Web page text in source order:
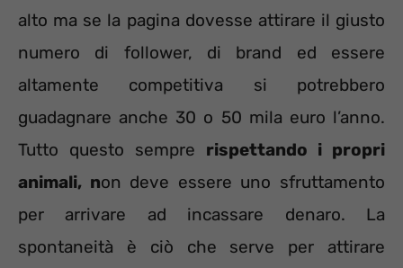
alto ma se la pagina dovesse attirare il giusto
numero di follower, di brand ed essere
altamente competitiva si potrebbero
guadagnare anche 30 o 50 mila euro l’anno.
Tutto questo sempre rispettando i propri
animali, non deve essere uno sfruttamento
per arrivare ad incassare denaro. La
spontaneità è ciò che serve per attirare